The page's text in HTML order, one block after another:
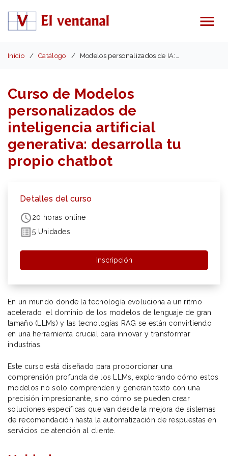
Menú
Inicio Catálogo Modelos personalizados de IA: tu propio chatbot
Curso de Modelos
personalizados de
inteligencia artificial
generativa: desarrolla tu
propio chatbot
Detalles del curso
20 horas online
5 Unidades
Inscripción
En un mundo donde la tecnología evoluciona a un ritmo
acelerado, el dominio de los modelos de lenguaje de gran
tamaño (LLMs) y las tecnologías RAG se están convirtiendo
en una herramienta crucial para innovar y transformar
industrias.
Este curso está diseñado para proporcionar una
comprensión profunda de los LLMs, explorando cómo estos
modelos no solo comprenden y generan texto con una
precisión impresionante, sino cómo se pueden crear
soluciones específicas que van desde la mejora de sistemas
de recomendación hasta la automatización de respuestas en
servicios de atención al cliente.